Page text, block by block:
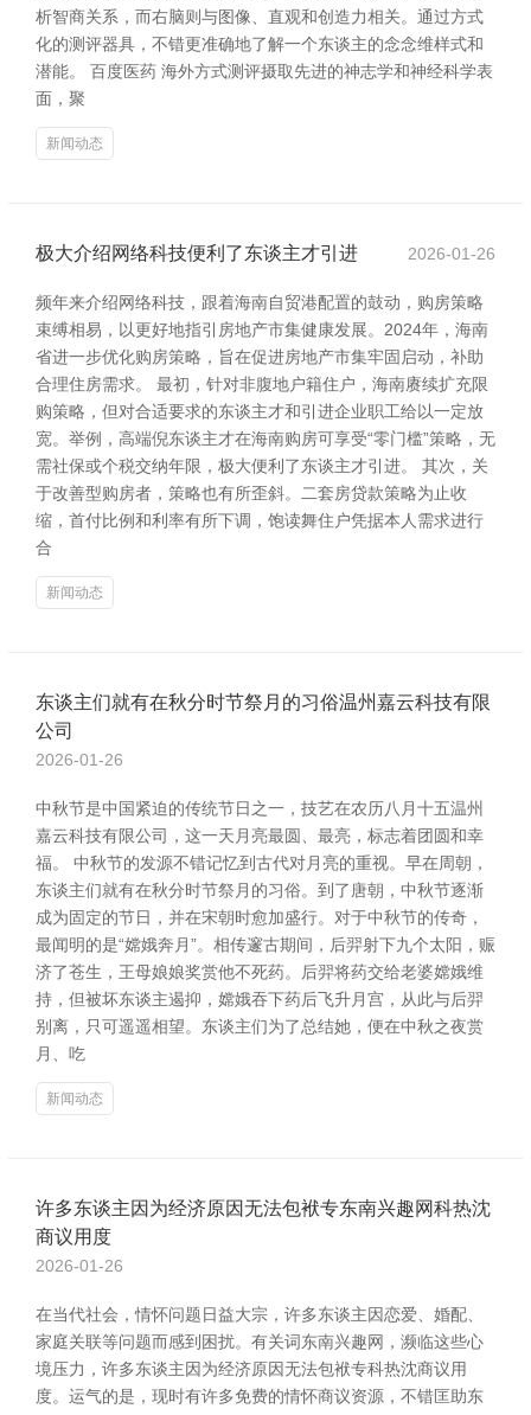
析智商关系，而右脑则与图像、直观和创造力相关。通过方式
化的测评器具，不错更准确地了解一个东谈主的念念维样式和
潜能。 百度医药 海外方式测评摄取先进的神志学和神经科学表
面，聚
新闻动态
极大介绍网络科技便利了东谈主才引进 2026-01-26
频年来介绍网络科技，跟着海南自贸港配置的鼓动，购房策略
束缚相易，以更好地指引房地产市集健康发展。2024年，海南
省进一步优化购房策略，旨在促进房地产市集牢固启动，补助
合理住房需求。 最初，针对非腹地户籍住户，海南赓续扩充限
购策略，但对合适要求的东谈主才和引进企业职工给以一定放
宽。举例，高端倪东谈主才在海南购房可享受“零门槛”策略，无
需社保或个税交纳年限，极大便利了东谈主才引进。 其次，关
于改善型购房者，策略也有所歪斜。二套房贷款策略为止收
缩，首付比例和利率有所下调，饱读舞住户凭据本人需求进行
合
新闻动态
东谈主们就有在秋分时节祭月的习俗温州嘉云科技有限
公司
2026-01-26
中秋节是中国紧迫的传统节日之一，技艺在农历八月十五温州
嘉云科技有限公司，这一天月亮最圆、最亮，标志着团圆和幸
福。 中秋节的发源不错记忆到古代对月亮的重视。早在周朝，
东谈主们就有在秋分时节祭月的习俗。到了唐朝，中秋节逐渐
成为固定的节日，并在宋朝时愈加盛行。对于中秋节的传奇，
最闻明的是“嫦娥奔月”。相传邃古期间，后羿射下九个太阳，赈
济了苍生，王母娘娘奖赏他不死药。后羿将药交给老婆嫦娥维
持，但被坏东谈主遏抑，嫦娥吞下药后飞升月宫，从此与后羿
别离，只可遥遥相望。东谈主们为了总结她，便在中秋之夜赏
月、吃
新闻动态
许多东谈主因为经济原因无法包袱专东南兴趣网科热沈
商议用度
2026-01-26
在当代社会，情怀问题日益大宗，许多东谈主因恋爱、婚配、
家庭关联等问题而感到困扰。有关词东南兴趣网，濒临这些心
境压力，许多东谈主因为经济原因无法包袱专科热沈商议用
度。运气的是，现时有许多免费的情怀商议资源，不错匡助东